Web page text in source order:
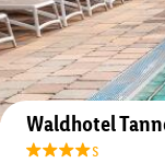
Waldhotel
s